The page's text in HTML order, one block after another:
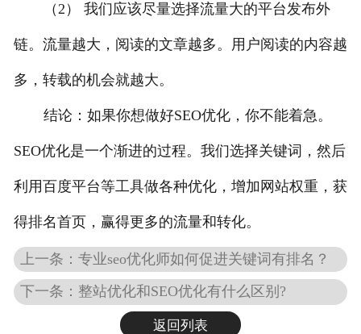
（2） 我们应该尽量选择流量大的平台发布外
链。流量越大，阅读的文章越多。用户阅读的内容越
多，转载的机会就越大。
结论：如果你想做好SEO优化，你不能着急。
SEO优化是一个渐进的过程。我们选择关键词，然后
利用百度平台等工具做各种优化，增加网站权重，获
得排名首页，赢得更多的流量和转化。
上一条：专业seo优化师如何促进关键词有排名？
下一条：整站优化和SEO优化有什么区别?
返回列表